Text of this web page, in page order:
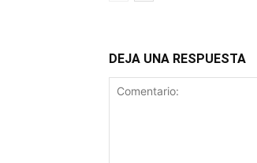
DEJA UNA RESPUESTA